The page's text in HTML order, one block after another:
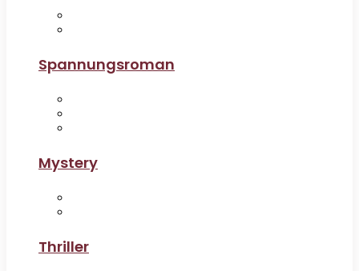
Spannungsroman
Mystery
Thriller